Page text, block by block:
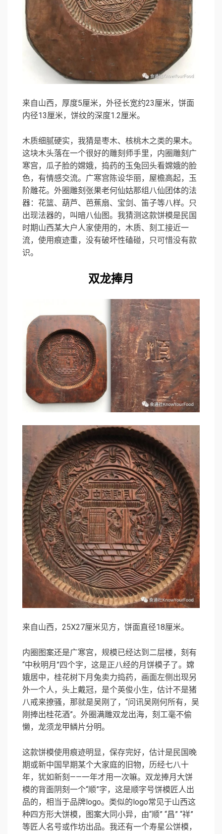
来自山西，厚度5厘米，外径长宽约23厘米，饼面
内径13厘米，饼纹的深度1.2厘米。
木质细腻硬实，我猜是枣木、核桃木之类的果木。
这块木头落在一个很好的雕刻师手里，内圈雕刻广
寒宫，瓜子脸的嫦娥，捣药的玉兔回头看嫦娥的脸
色，有情感交流。广寒宫陈设华丽，屋檐高起，玉
阶雕花。外圈雕刻张果老何仙姑那组八仙团体的法
器：花篮、葫芦、芭蕉扇、宝剑、笛子等八样。只
出现法器的，叫暗八仙图。我猜测这款饼模是民国
时期山西某大户人家使用的，木质、刻工接近一
流，使用痕迹重，没有破坏性磕碰，只可惜没有款
识。
双龙捧月
来自山西，25X27厘米见方，饼面直径18厘米。
内圈图案还是广寒宫，规模已经达到二层楼，刻有
“中秋明月”四个字，这是正八经的月饼模子了。嫦
娥居中，桂花树下月兔卖力捣药，画面左侧出现另
外一个人，头上戴冠，是个英俊小生，估计不是猪
八戒来撩骚，那就是吴刚了，“问讯吴刚何所有，吴
刚捧出桂花酒”。外圈满雕双龙出海，刻工毫不偷
懒，龙须龙甲鳞片分明。
这款饼模使用痕迹明显，保存完好，估计是民国晚
期或新中国早期某个大家庭的旧物，历经七八十
年，犹如新刻——一年才用一次嘛。双龙捧月大饼
模的背面阴刻一个“顺”字，这是顺字号饼模匠人出
品的，相当于品牌logo。类似的logo常见于山西这
种四方形大饼模，图案大同小异，由“顺” “昌” “祥”
等匠人名号或作坊出品。我还有一个寿星公饼模，